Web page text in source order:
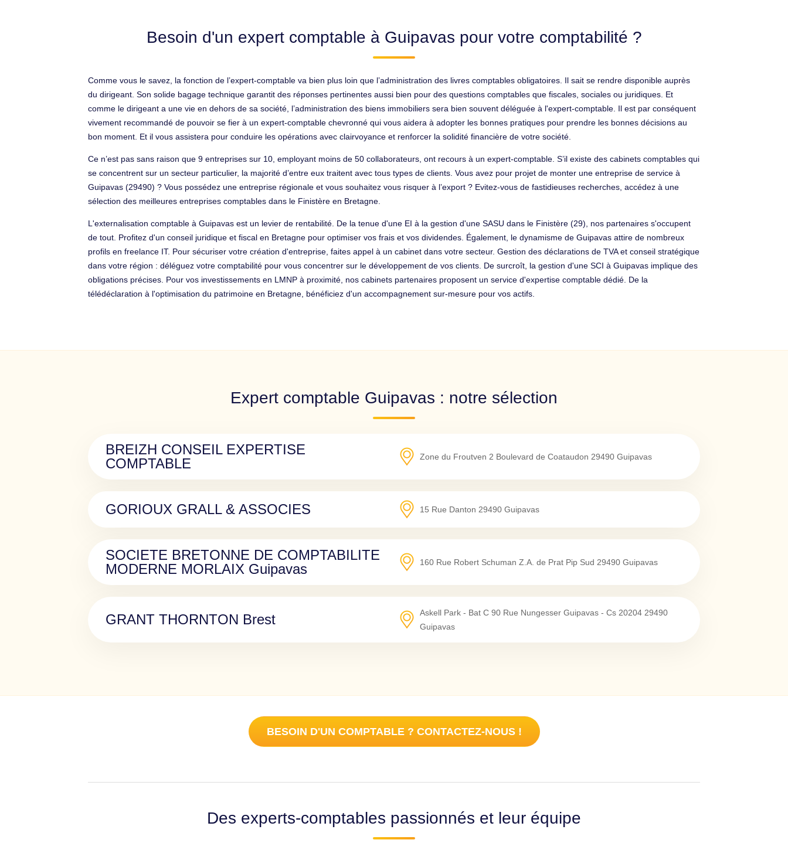
Besoin d'un expert comptable à Guipavas pour votre comptabilité ?
Comme vous le savez, la fonction de l’expert-comptable va bien plus loin que l’administration des livres comptables obligatoires. Il sait se rendre disponible auprès
du dirigeant. Son solide bagage technique garantit des réponses pertinentes aussi bien pour des questions comptables que fiscales, sociales ou juridiques. Et
comme le dirigeant a une vie en dehors de sa société, l’administration des biens immobiliers sera bien souvent déléguée à l'expert-comptable. Il est par conséquent
vivement recommandé de pouvoir se fier à un expert-comptable chevronné qui vous aidera à adopter les bonnes pratiques pour prendre les bonnes décisions au
bon moment. Et il vous assistera pour conduire les opérations avec clairvoyance et renforcer la solidité financière de votre société.
Ce n’est pas sans raison que 9 entreprises sur 10, employant moins de 50 collaborateurs, ont recours à un expert-comptable. S’il existe des cabinets comptables qui
se concentrent sur un secteur particulier, la majorité d’entre eux traitent avec tous types de clients. Vous avez pour projet de monter une entreprise de service à
Guipavas (29490) ? Vous possédez une entreprise régionale et vous souhaitez vous risquer à l’export ? Evitez-vous de fastidieuses recherches, accédez à une
sélection des meilleures entreprises comptables dans le Finistère en Bretagne.
L'externalisation comptable à Guipavas est un levier de rentabilité. De la tenue d'une EI à la gestion d'une SASU dans le Finistère (29), nos partenaires s'occupent
de tout. Profitez d'un conseil juridique et fiscal en Bretagne pour optimiser vos frais et vos dividendes. Également, le dynamisme de Guipavas attire de nombreux
profils en freelance IT. Pour sécuriser votre création d'entreprise, faites appel à un cabinet dans votre secteur. Gestion des déclarations de TVA et conseil stratégique
dans votre région : déléguez votre comptabilité pour vous concentrer sur le développement de vos clients. De surcroît, la gestion d'une SCI à Guipavas implique des
obligations précises. Pour vos investissements en LMNP à proximité, nos cabinets partenaires proposent un service d'expertise comptable dédié. De la
télédéclaration à l'optimisation du patrimoine en Bretagne, bénéficiez d'un accompagnement sur-mesure pour vos actifs.
Expert comptable Guipavas : notre sélection
BREIZH CONSEIL EXPERTISE
COMPTABLE
Zone du Froutven 2 Boulevard de Coataudon 29490 Guipavas
GORIOUX GRALL & ASSOCIES 15 Rue Danton 29490 Guipavas
SOCIETE BRETONNE DE COMPTABILITE
MODERNE MORLAIX Guipavas
160 Rue Robert Schuman Z.A. de Prat Pip Sud 29490 Guipavas
GRANT THORNTON Brest Askell Park - Bat C 90 Rue Nungesser Guipavas - Cs 20204 29490
Guipavas
BESOIN D'UN COMPTABLE ? CONTACTEZ-NOUS !
Des experts-comptables passionnés et leur équipe